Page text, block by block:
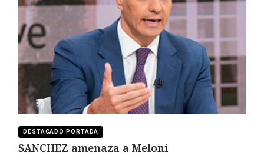
DESTACADO PORTADA
SANCHEZ amenaza a Meloni